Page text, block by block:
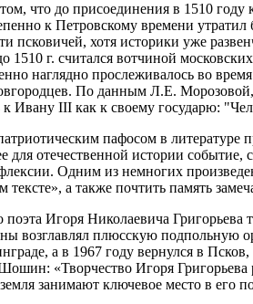
что до присоединения в 1510 году
к Петровскому времени
псковичей, хотя историки уже
1510 г. считался вотчиной
наглядно прослеживалось во
По данным Л.Е.
Ивану III как к своему государю:
пафосом в литературе
для отечественной истории
Одним из немногих
тексте», а также почтить память
поэта Игоря Николаевича
возглавлял плюсскую подпольную
а в 1967 году вернулся в
«Творчество Игоря Григорьева
занимают ключевое место в его